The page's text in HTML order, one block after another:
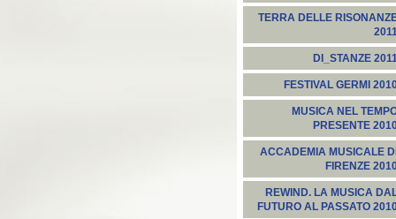
TERRA DELLE
2011
DI_STANZE 2011
FESTIVAL GERMI
MUSICA NEL
PRESENTE
ACCADEMIA MUSICALE DI
FIRENZE
REWIND. LA MUSICA
FUTURO AL PASSATO